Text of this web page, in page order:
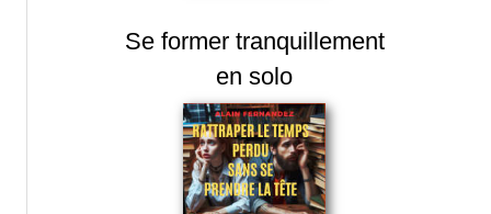
Se former tranquillement
en solo